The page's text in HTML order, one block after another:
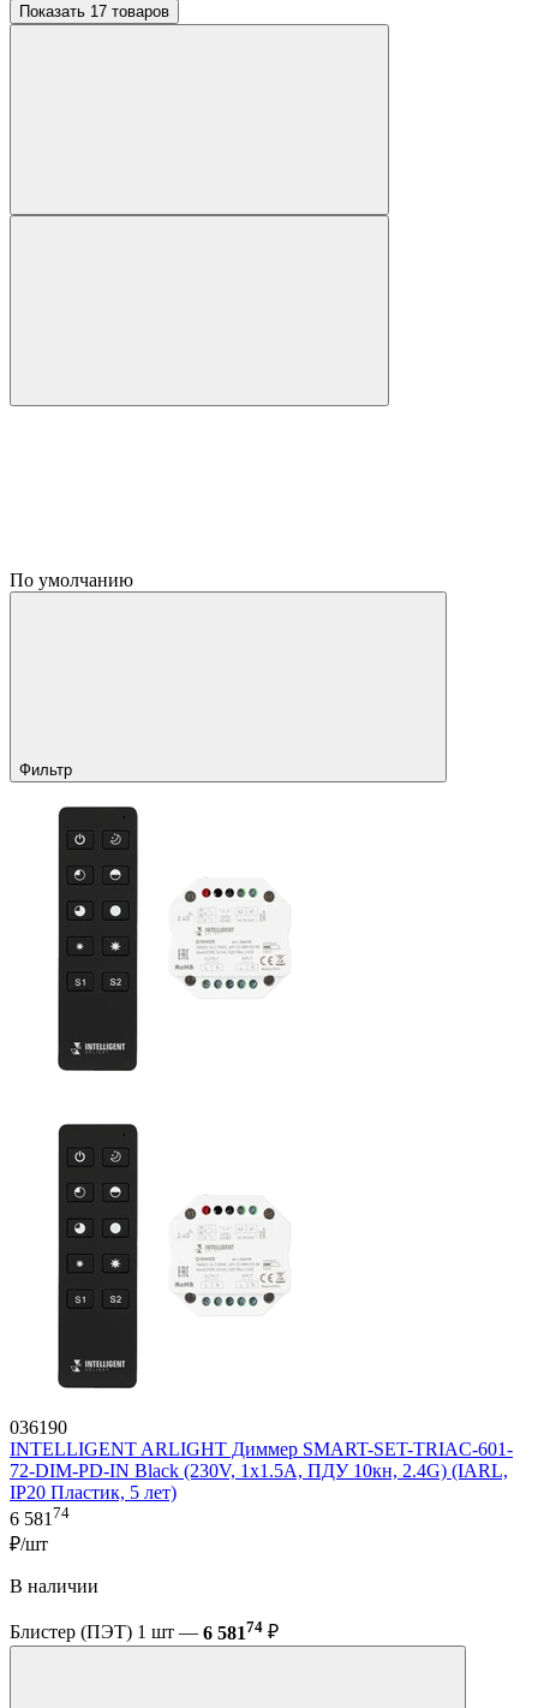
Показать 17 товаров
По умолчанию
Фильтр
036190
INTELLIGENT ARLIGHT Диммер SMART-SET-TRIAC-601-
72-DIM-PD-IN Black (230V, 1x1.5A, ПДУ 10кн, 2.4G) (IARL,
IP20 Пластик, 5 лет)
6 58174
₽/шт
В наличии
Блистер (ПЭТ) 1 шт — 6 58174 ₽